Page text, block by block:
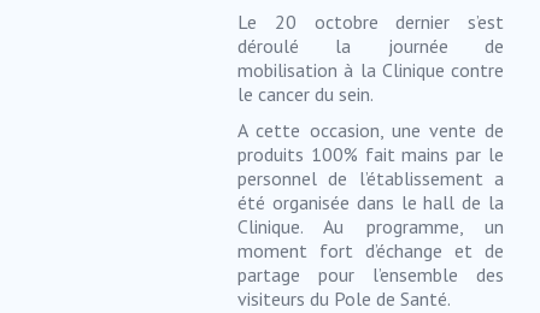
Le 20 octobre dernier s’est
déroulé la journée de
mobilisation à la Clinique contre
le cancer du sein.
A cette occasion, une vente de
produits 100% fait mains par le
personnel de l’établissement a
été organisée dans le hall de la
Clinique. Au programme, un
moment fort d’échange et de
partage pour l’ensemble des
visiteurs du Pole de Santé.